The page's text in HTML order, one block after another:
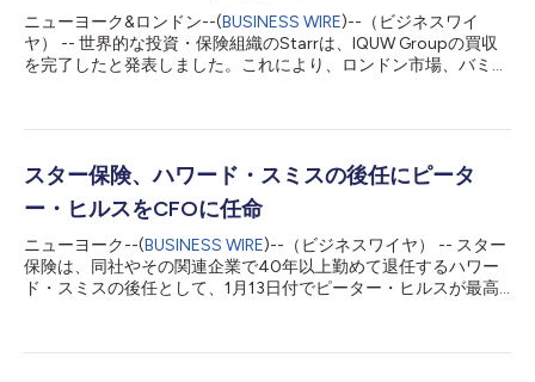
ニューヨーク&ロンドン--(BUSINESS WIRE)--（ビジネスワイ
ヤ） -- 世界的な投資・保険組織のStarrは、IQUW Groupの買収
を完了したと発表しました。これにより、ロンドン市場、バミュ
現します。 統合後のStarr事業は現在、世界のより多くの専門分
カーにサービスを提供します。IQUW Groupの参画により、Starr
はロンドン市場での地位を強化し、同社のマネージング・エージ
ェンシーはロイズで9番目の規模となりました。さらに、Starrは
今後も、引受における専門性と、ブローカーおよび顧客に対する
最高水準の体験とサービスを重視して事業を展開していきます。
顧客とブローカーは、より幅広い商品ラインアップ、迅速な意思
決定、より強固な資本基盤、拡大したグローバルな展開力の恩恵
スター保険、ハワード・スミスの後任にピータ
ー・ヒルスをCFOに任命
ニューヨーク--(BUSINESS WIRE)--（ビジネスワイヤ） -- スター
保険は、同社やその関連企業で40年以上勤めて退任するハワー
ド・スミスの後任として、1月13日付でピーター・ヒルスが最高
チームを管理しながらM&A活動を主導してきました。新しい役職